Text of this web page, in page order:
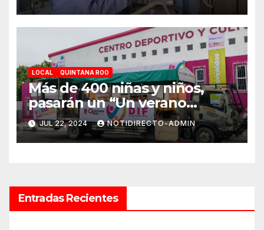
LOCAL QUINTANA ROO
Más de 400 niñas y niños,
pasarán un “Un verano
DIFerente” en Chetumal:
Mara Lezama
JUL 22, 2024 NOTIDIRECTO-ADMIN
Entradas Recientes